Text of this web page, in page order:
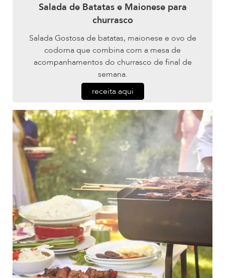
Salada de Batatas e Maionese para
churrasco
Salada Gostosa de batatas, maionese e ovo de
codorna que combina com a mesa de
acompanhamentos do churrasco de final de
semana.
receita aqui